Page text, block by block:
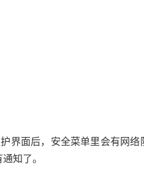
面后，安全菜单里会有网络
知了。